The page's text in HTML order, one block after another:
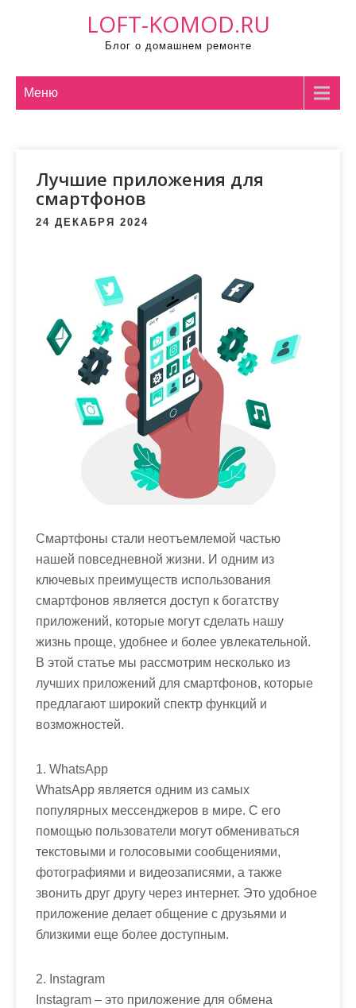
LOFT-KOMOD.RU
Блог о домашнем ремонте
Меню
Лучшие приложения для
смартфонов
24 ДЕКАБРЯ 2024
Смартфоны стали неотъемлемой частью
нашей повседневной жизни. И одним из
ключевых преимуществ использования
смартфонов является доступ к богатству
приложений, которые могут сделать нашу
жизнь проще, удобнее и более увлекательной.
В этой статье мы рассмотрим несколько из
лучших приложений для смартфонов, которые
предлагают широкий спектр функций и
возможностей.
1. WhatsApp
WhatsApp является одним из самых
популярных мессенджеров в мире. С его
помощью пользователи могут обмениваться
текстовыми и голосовыми сообщениями,
фотографиями и видеозаписями, а также
звонить друг другу через интернет. Это удобное
приложение делает общение с друзьями и
близкими еще более доступным.
2. Instagram
Instagram – это приложение для обмена